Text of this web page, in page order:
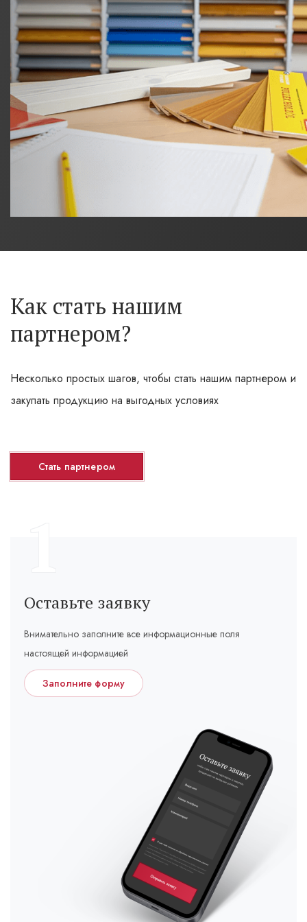
Как стать нашим
партнером?
Несколько простых шагов, чтобы стать нашим партнером и
закупать продукцию на выгодных условиях
Стать партнером
Оставьте заявку
Внимательно заполните все информационные поля
настоящей информацией
Заполните форму